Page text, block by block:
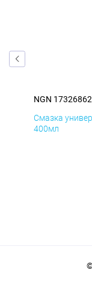
NGN
Смазка
400мл